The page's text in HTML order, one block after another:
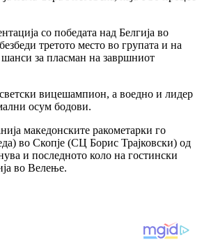
со победата над Белгија во
третото место во групата и на
шанси за пласман на завршниот
вицешампион, а воедно и лидер
осум бодови.
македонските ракометарки го
во Скопје (СЦ Борис Трајковски) од
и последното коло на гостински
во Велење.